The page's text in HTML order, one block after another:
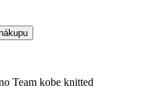
Team kobe knitted